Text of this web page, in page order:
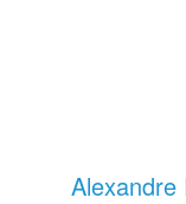
Alexandre